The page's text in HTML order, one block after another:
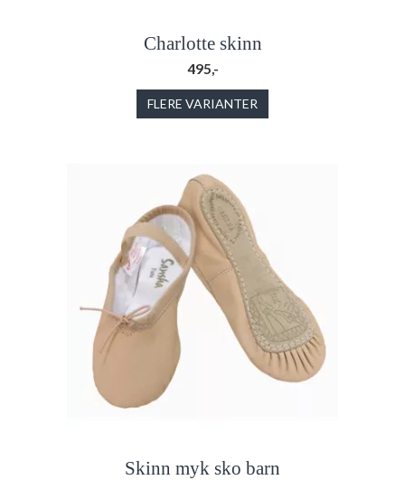
Charlotte skinn
495,-
FLERE VARIANTER
Skinn myk sko barn